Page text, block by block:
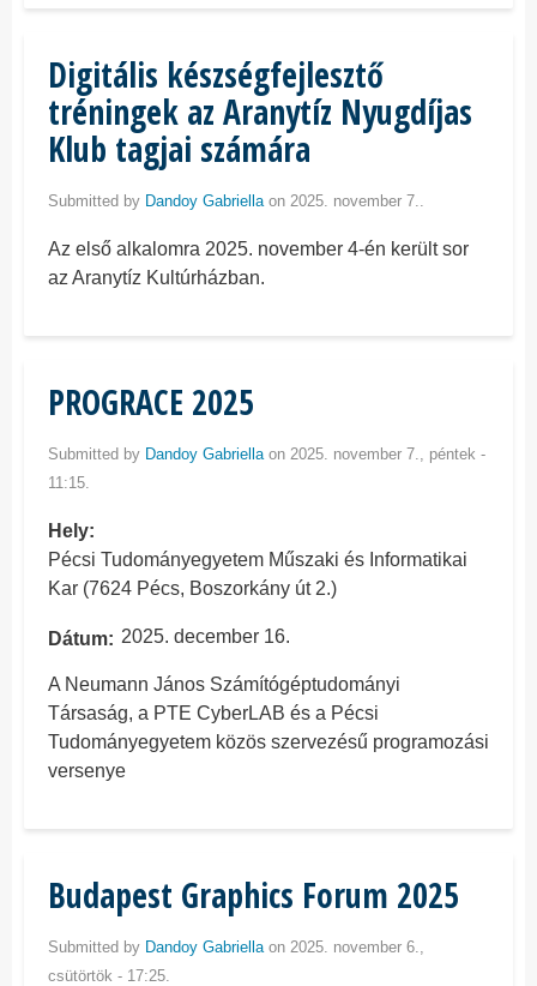
Digitális készségfejlesztő
tréningek az Aranytíz Nyugdíjas
Klub tagjai számára
Submitted by Dandoy Gabriellaon 2025. november 7..
Az első alkalomra 2025. november 4-én került sor
az Aranytíz Kultúrházban.
PROGRACE 2025
Submitted by Dandoy Gabriellaon 2025. november 7., péntek -
11:15.
Hely
Pécsi Tudományegyetem Műszaki és Informatikai
Kar (7624 Pécs, Boszorkány út 2.)
Dátum 2025. december 16.
A Neumann János Számítógéptudományi
Társaság, a PTE CyberLAB és a Pécsi
Tudományegyetem közös szervezésű programozási
versenye
Budapest Graphics Forum 2025
Submitted by Dandoy Gabriellaon 2025. november 6.,
csütörtök - 17:25.